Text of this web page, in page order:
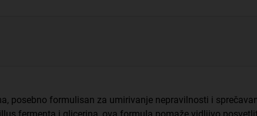
posebno formulisan za umirivanje nepravilnosti i